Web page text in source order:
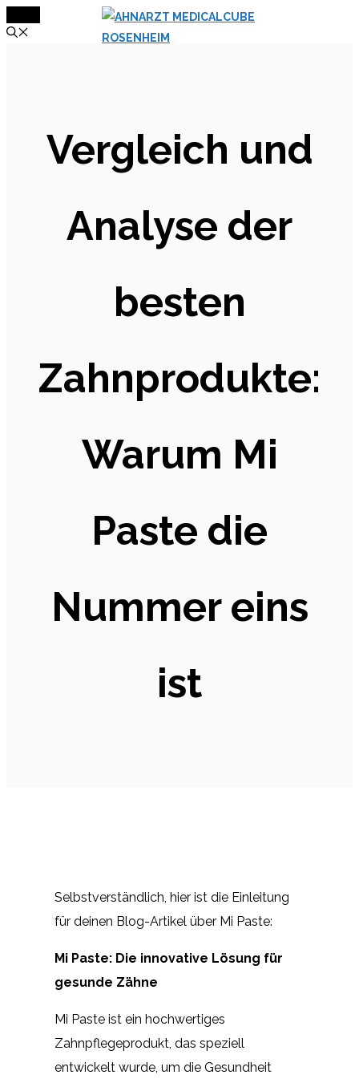
Inhalt
Vergleich und
Analyse der
besten
Zahnprodukte:
Warum Mi
Paste die
Nummer eins
ist
Selbstverständlich, hier ist die Einleitung
für deinen Blog-Artikel über Mi Paste:
Mi Paste: Die innovative Lösung für
gesunde Zähne
Mi Paste ist ein hochwertiges
Zahnpflegeprodukt, das speziell
entwickelt wurde, um die Gesundheit